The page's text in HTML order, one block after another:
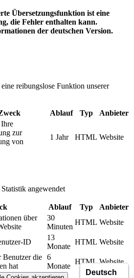
Übersetzungsfunktion ist eine
die Fehler enthalten kann.
der deutschen Version.
reibungslose Funktion unserer
Ablauf Typ Anbieter
zur
von
1 Jahr HTML Website
angewendet
Ablauf Typ
Anbieter
über
30
Minuten
HTML Website
ID
13
Monate
HTML Website
Benutzer die
hat
6
Monate
HTML Website